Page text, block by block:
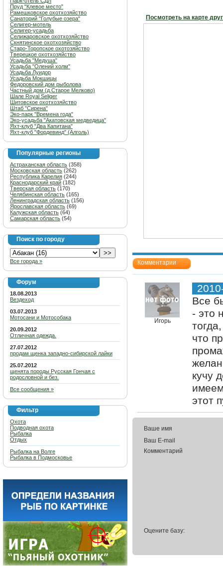
Пруд "Клевое место"
Рамешковское охотхозяйство
Санаторий "Голубые озера"
Селигер-мотель
Селигер-усадьба
Селижаровское охотхозяйство
Скнятинское охотхозяйство
Старо-Торопское охотозяйство
Тверецкое охотхозяйство
Усадьба "Медуша"
Усадьба "Олений холм"
Усадьба Луидор
Усадьба Мокшицы
Федоровский дом рыболова
Частный дом (д.Старое Мелково)
Шале Royal Seliger
Шитовское охотхозяйство
Штаб "Сирена"
Эко-парк "Времена года"
Эко-усадьба "Акатовская медведица"
Яхт-клуб "Два Капитана"
Яхт-клуб "Фордевинд" (Алголь)
Популярные регионы
Астраханская область (358)
Московская область (262)
Республика Карелия (244)
Краснодарский край (182)
Тверская область (170)
Челябинская область (165)
Ленинградская область (156)
Ярославская область (69)
Калужская область (64)
Самарская область (54)
Поиск по городу
Все города »
Форум
18.08.2013
Вездеход
03.07.2013
Мотосани и Мотособака
20.09.2012
Отличная одежда.
27.07.2012
продам щенка западно-сибирской лайки
25.07.2012
щенята породы Русская Гончая с
родословной и без.
Все сообщения »
Фильтр
Охота
Подводная охота
Рыбалка
Отдых
Рыбалка на Волге
Рыбалка в Подмосковье
Посмотреть на карте
Комментарии
Игорь
Все
- это
что
кучу
этот
Ваше имя
Ваш E-mail
Комментарий
Оцените базу: